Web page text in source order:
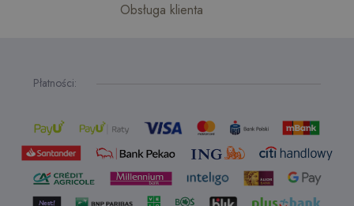
Obsługa klienta
Płatności: